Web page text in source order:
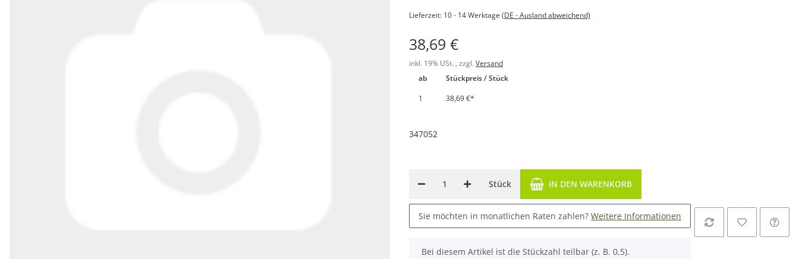
Lieferzeit: 10 - 14 Werktage (DE - Ausland abweichend)
38,69 €
inkl. 19% USt. , zzgl. Versand
ab
Stückpreis / Stück
1
38,69 €*
347052
Stück IN DEN WARENKORB
Sie möchten in monatlichen Raten zahlen? Weitere Informationen
x
Bei diesem Artikel ist die Stückzahl teilbar (z. B. 0,5).